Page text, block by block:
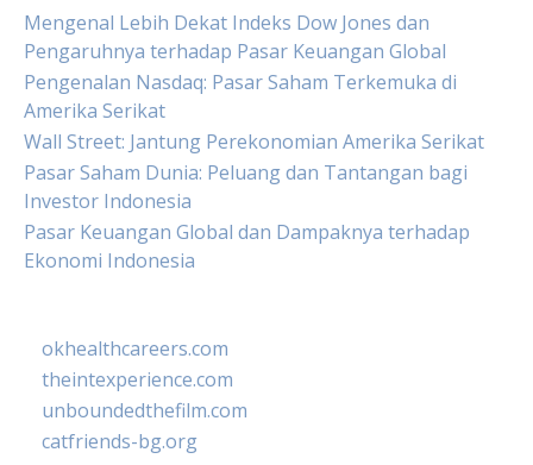
Mengenal Lebih Dekat Indeks Dow Jones dan
Pengaruhnya terhadap Pasar Keuangan Global
Pengenalan Nasdaq: Pasar Saham Terkemuka di
Amerika Serikat
Wall Street: Jantung Perekonomian Amerika Serikat
Pasar Saham Dunia: Peluang dan Tantangan bagi
Investor Indonesia
Pasar Keuangan Global dan Dampaknya terhadap
Ekonomi Indonesia
okhealthcareers.com
theintexperience.com
unboundedthefilm.com
catfriends-bg.org